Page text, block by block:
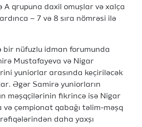
A qrupuna daxil omuşlar və xalça
– 7 və 8 sıra nömrəsi ilə
bir nüfuzlu idman forumunda
Mustafayeva və Nigar
yuniorlar arasında keçiriləcək
Əgər Samirə yuniorların
məşqçilərinin fikrincə isə Nigar
və çempionat qabağı təlim-məşq
daha yaxşı